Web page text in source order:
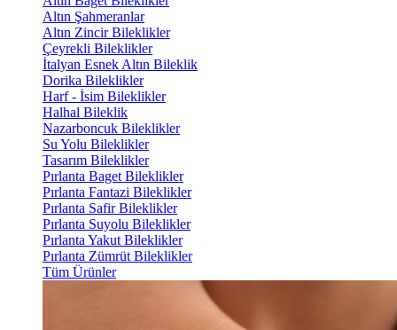
Altın Şahmeranlar
Altın Zincir Bileklikler
Çeyrekli Bileklikler
İtalyan Esnek Altın Bileklik
Dorika Bileklikler
Harf - İsim Bileklikler
Halhal Bileklik
Nazarboncuk Bileklikler
Su Yolu Bileklikler
Tasarım Bileklikler
Pırlanta Baget Bileklikler
Pırlanta Fantazi Bileklikler
Pırlanta Safir Bileklikler
Pırlanta Suyolu Bileklikler
Pırlanta Yakut Bileklikler
Pırlanta Zümrüt Bileklikler
Tüm Ürünler